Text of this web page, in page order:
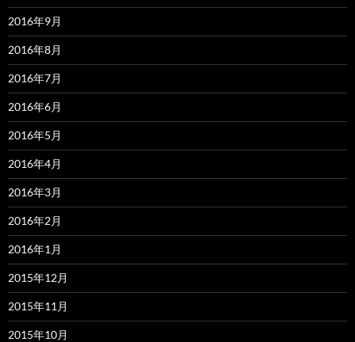
2016年9月
2016年8月
2016年7月
2016年6月
2016年5月
2016年4月
2016年3月
2016年2月
2016年1月
2015年12月
2015年11月
2015年10月